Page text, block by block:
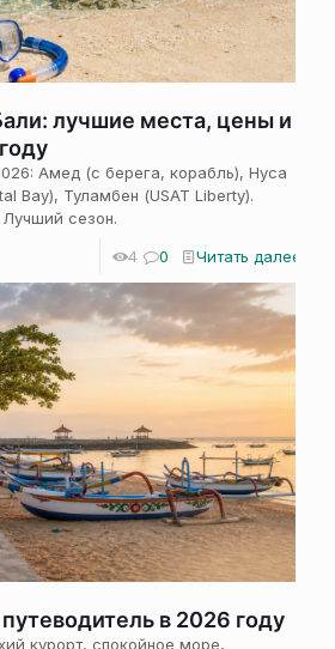
лучшие места, цены и
Амед (с берега, корабль), Нуса
Bay), Туламбен (USAT Liberty).
Лучший сезон.
4 0 Читать далее
в 2026 году
курорт, спокойное море,